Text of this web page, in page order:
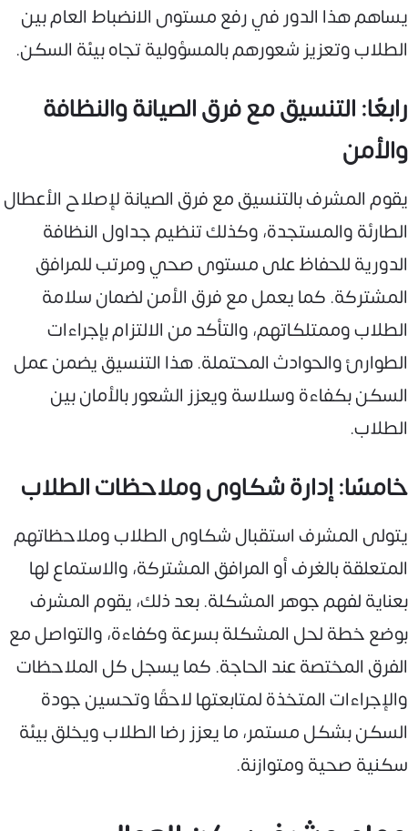
يساهم هذا الدور في رفع مستوى الانضباط العام بين
الطلاب وتعزيز شعورهم بالمسؤولية تجاه بيئة السكن.
رابعًا: التنسيق مع فرق الصيانة والنظافة
والأمن
يقوم المشرف بالتنسيق مع فرق الصيانة لإصلاح الأعطال
الطارئة والمستجدة، وكذلك تنظيم جداول النظافة
الدورية للحفاظ على مستوى صحي ومرتب للمرافق
المشتركة. كما يعمل مع فرق الأمن لضمان سلامة
الطلاب وممتلكاتهم، والتأكد من الالتزام بإجراءات
الطوارئ والحوادث المحتملة. هذا التنسيق يضمن عمل
السكن بكفاءة وسلاسة ويعزز الشعور بالأمان بين
الطلاب.
خامسًا: إدارة شكاوى وملاحظات الطلاب
يتولى المشرف استقبال شكاوى الطلاب وملاحظاتهم
المتعلقة بالغرف أو المرافق المشتركة، والاستماع لها
بعناية لفهم جوهر المشكلة. بعد ذلك، يقوم المشرف
بوضع خطة لحل المشكلة بسرعة وكفاءة، والتواصل مع
الفرق المختصة عند الحاجة. كما يسجل كل الملاحظات
والإجراءات المتخذة لمتابعتها لاحقًا وتحسين جودة
السكن بشكل مستمر، ما يعزز رضا الطلاب ويخلق بيئة
سكنية صحية ومتوازنة.